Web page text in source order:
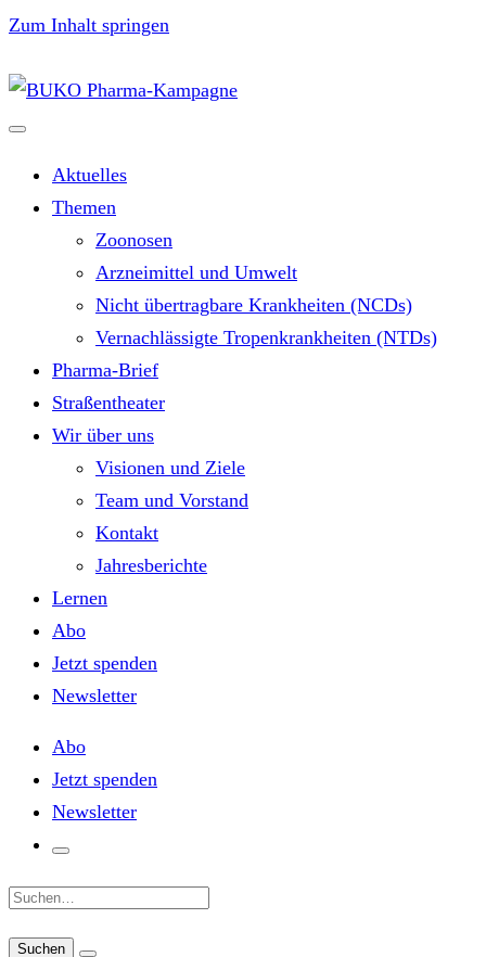
Zum Inhalt springen
Aktuelles
Themen
Zoonosen
Arzneimittel und Umwelt
Nicht übertragbare Krankheiten (NCDs)
Vernachlässigte Tropenkrankheiten (NTDs)
Pharma-Brief
Straßentheater
Wir über uns
Visionen und Ziele
Team und Vorstand
Kontakt
Jahresberichte
Lernen
Abo
Jetzt spenden
Newsletter
Abo
Jetzt spenden
Newsletter
Suche: